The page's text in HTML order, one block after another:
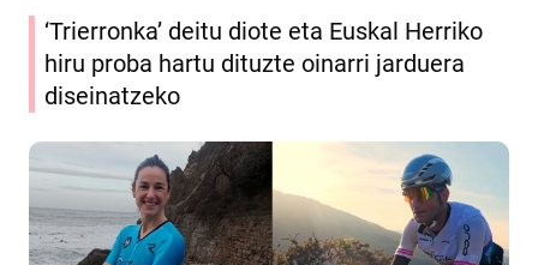
‘Trierronka’ deitu diote eta Euskal Herriko
hiru proba hartu dituzte oinarri jarduera
diseinatzeko